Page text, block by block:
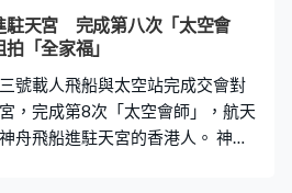
禮秩序，避免有人搶走遺體，確
主共和國和鄰國烏干達爆發伊波
天，各級
駐天宮 完成第八次「太空會
「全家福」
號載人飛船與太空站完成交會對
，完成第8次「太空會師」，航天
舟飛船進駐天宮的香港人。 神舟